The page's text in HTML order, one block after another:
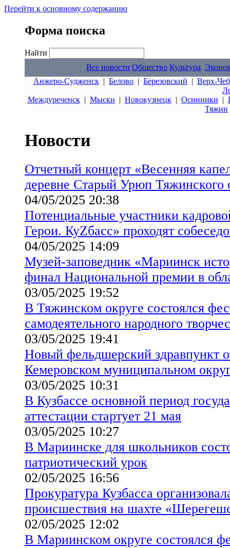
Перейти к основному содержанию
Форма поиска
Найти
Все новости Общество Культура
Анжеро-Судженск | Белово | Березовский | Верх-
Междуреченск| Мыски | Новокузнецк| Осинники |
Тяжин
Новости
Отчетный концерт «Весенняя
деревне Старый Урюп Тяжинского
04/05/2025 20:38
Потенциальные участники
Герои. КуZбасс» проходят
04/05/2025 14:09
Музей-заповедник «Мариинск
финал Национальной премии в
03/05/2025 19:52
В Тяжинском округе состоялся
самодеятельного народного
03/05/2025 19:41
Новый фельдшерский здравпункт
Кемеровском муниципальном
03/05/2025 10:31
В Кузбассе основной период
аттестации стартует 21 мая
03/05/2025 10:27
В Мариинске для школьников
патриотический урок
02/05/2025 16:56
Прокуратура Кузбасса
происшествия на шахте
02/05/2025 12:02
В Мариинском округе состоялся